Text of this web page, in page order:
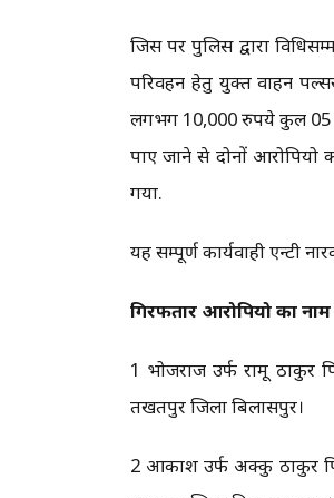
जिस पर पुलिस द्वारा
परिवहन हेतु प्रयुक्त वाहन
लगभग 10,000 रुपये कुल 05
पाए जाने से दोनों आरोपियो
गया.
यह सम्पूर्ण कार्यवाही एन्टी
गिरफतार आरोपियो का नाम
1 भोजराज उर्फ रामू ठाकुर
तखतपुर जिला बिलासपुर।
2 आकाश उर्फ अक्कु ठाकुर